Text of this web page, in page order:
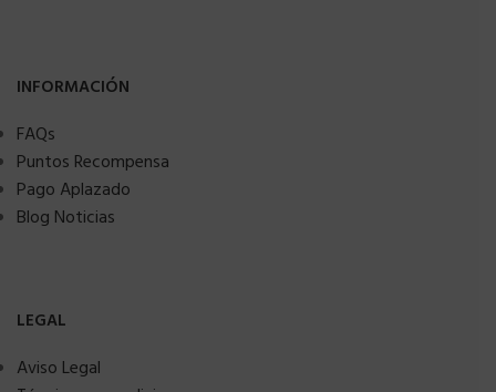
INFORMACIÓN
FAQs
Puntos Recompensa
Pago Aplazado
Blog Noticias
LEGAL
Aviso Legal